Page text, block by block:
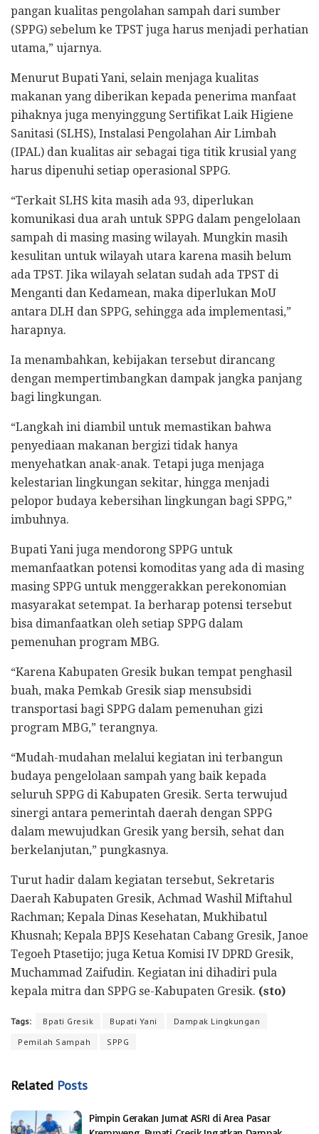
pangan kualitas pengolahan sampah dari sumber
(SPPG) sebelum ke TPST juga harus menjadi perhatian
utama,” ujarnya.
Menurut Bupati Yani, selain menjaga kualitas
makanan yang diberikan kepada penerima manfaat
pihaknya juga menyinggung Sertifikat Laik Higiene
Sanitasi (SLHS), Instalasi Pengolahan Air Limbah
(IPAL) dan kualitas air sebagai tiga titik krusial yang
harus dipenuhi setiap operasional SPPG.
“Terkait SLHS kita masih ada 93, diperlukan
komunikasi dua arah untuk SPPG dalam pengelolaan
sampah di masing masing wilayah. Mungkin masih
kesulitan untuk wilayah utara karena masih belum
ada TPST. Jika wilayah selatan sudah ada TPST di
Menganti dan Kedamean, maka diperlukan MoU
antara DLH dan SPPG, sehingga ada implementasi,”
harapnya.
Ia menambahkan, kebijakan tersebut dirancang
dengan mempertimbangkan dampak jangka panjang
bagi lingkungan.
“Langkah ini diambil untuk memastikan bahwa
penyediaan makanan bergizi tidak hanya
menyehatkan anak-anak. Tetapi juga menjaga
kelestarian lingkungan sekitar, hingga menjadi
pelopor budaya kebersihan lingkungan bagi SPPG,”
imbuhnya.
Bupati Yani juga mendorong SPPG untuk
memanfaatkan potensi komoditas yang ada di masing
masing SPPG untuk menggerakkan perekonomian
masyarakat setempat. Ia berharap potensi tersebut
bisa dimanfaatkan oleh setiap SPPG dalam
pemenuhan program MBG.
“Karena Kabupaten Gresik bukan tempat penghasil
buah, maka Pemkab Gresik siap mensubsidi
transportasi bagi SPPG dalam pemenuhan gizi
program MBG,” terangnya.
“Mudah-mudahan melalui kegiatan ini terbangun
budaya pengelolaan sampah yang baik kepada
seluruh SPPG di Kabupaten Gresik. Serta terwujud
sinergi antara pemerintah daerah dengan SPPG
dalam mewujudkan Gresik yang bersih, sehat dan
berkelanjutan,” pungkasnya.
Turut hadir dalam kegiatan tersebut, Sekretaris
Daerah Kabupaten Gresik, Achmad Washil Miftahul
Rachman; Kepala Dinas Kesehatan, Mukhibatul
Khusnah; Kepala BPJS Kesehatan Cabang Gresik, Janoe
Tegoeh Ptasetijo; juga Ketua Komisi IV DPRD Gresik,
Muchammad Zaifudin. Kegiatan ini dihadiri pula
kepala mitra dan SPPG se-Kabupaten Gresik. (sto)
Tags: Bpati Gresik Bupati Yani
Dampak Lingkungan
Pemilah Sampah
SPPG
Related Posts
Pimpin Gerakan Jumat ASRI di Area Pasar